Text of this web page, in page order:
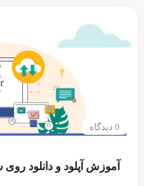
0 دیدگاه
آموزش آپلود و دانلود